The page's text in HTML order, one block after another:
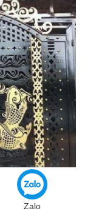
Zalo